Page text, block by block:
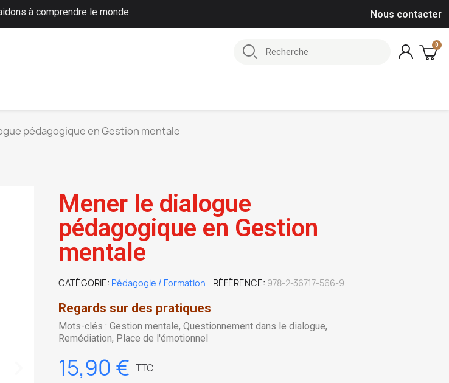
à comprendre le monde. Nous contacter
pédagogique en Gestion mentale
Mener le dialogue
pédagogique en Gestion
mentale
CATÉGORIE Pédagogie / Formation RÉFÉRENCE 978-2-36717-566-9
Regards sur des pratiques
Mots-clés : Gestion mentale, Questionnement dans le dialogue,
Remédiation, Place de l'émotionnel
15,90 € TTC